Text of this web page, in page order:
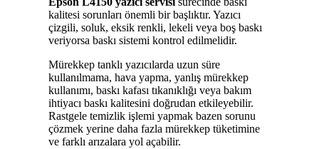
kalitesi sorunları önemli bir başlıktır. Yazıcı
çizgili, soluk, eksik renkli, lekeli veya boş baskı
veriyorsa baskı sistemi kontrol edilmelidir.
Mürekkep tanklı yazıcılarda uzun süre
kullanılmama, hava yapma, yanlış mürekkep
kullanımı, baskı kafası tıkanıklığı veya bakım
ihtiyacı baskı kalitesini doğrudan etkileyebilir.
Rastgele temizlik işlemi yapmak bazen sorunu
çözmek yerine daha fazla mürekkep tüketimine
ve farklı arızalara yol açabilir.